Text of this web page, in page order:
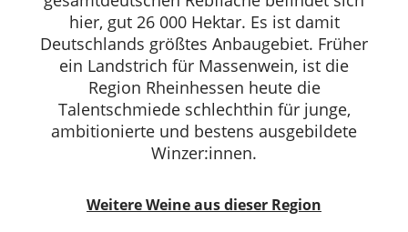
hier, gut 26 000 Hektar. Es ist damit
Deutschlands größtes Anbaugebiet. Früher
ein Landstrich für Massenwein, ist die
Region Rheinhessen heute die
Talentschmiede schlechthin für junge,
ambitionierte und bestens ausgebildete
Winzer:innen.
Weitere Weine aus dieser Region